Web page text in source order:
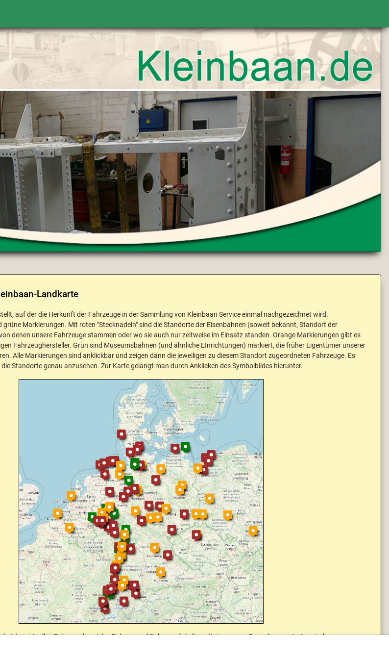
Landkarte
auf der die Herkunft der Fahrzeuge in der Sammlung von Kleinbaan Service einmal nachgezeichnet wird.
grüne Markierungen. Mit roten "Stecknadeln" sind die Standorte der Eisenbahnen (soweit bekannt, Standort der
denen unsere Fahrzeuge stammen oder wo sie auch nur zeitweise im Einsatz standen. Orange Markierungen gibt es
Fahrzeughersteller. Grün sind Museumsbahnen (und ähnliche EInrichtungen) markiert, die früher Eigentümer unserer
Alle Markierungen sind anklickbar und zeigen dann die jeweiligen zu diesem Standort zugeordneten Fahrzeuge. Es
Standorte genau anzusehen. Zur Karte gelangt man durch Anklicken des Symbolbildes hierunter.
bei der virtuellen Reise zu den vielen Bahnen und Fahrzeugfabriken, die in unserer Sammlung vertreten sind.